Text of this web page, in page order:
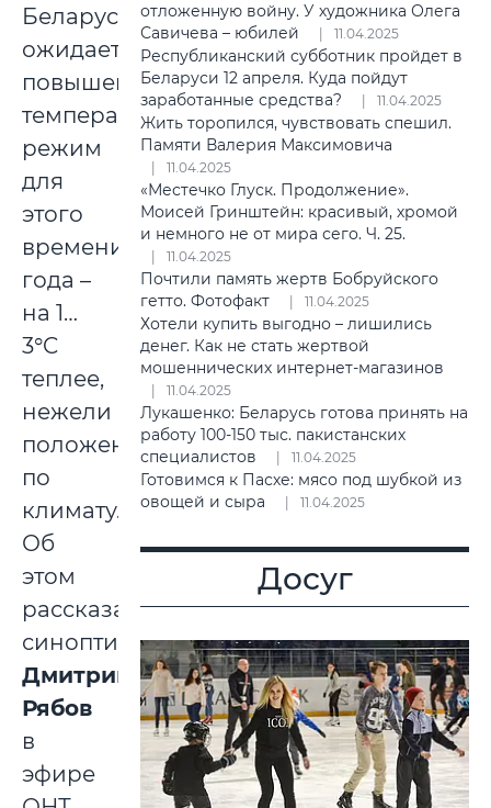
Беларуси
ожидается
повышенный
температурный
режим
для
этого
времени
года –
на 1…
3°C
теплее,
нежели
положено
по
климату.
Об
этом
рассказал
синоптик
Дмитрий
Рябов
в
эфире
отложенную войну. У художника Олега
Савичева – юбилей
11.04.2025
Республиканский субботник пройдет в
Беларуси 12 апреля. Куда пойдут
заработанные средства?
11.04.2025
Жить торопился, чувствовать спешил.
Памяти Валерия Максимовича
11.04.2025
«Местечко Глуск. Продолжение».
Моисей Гринштейн: красивый, хромой
и немного не от мира сего. Ч. 25.
11.04.2025
Почтили память жертв Бобруйского
гетто. Фотофакт
11.04.2025
Хотели купить выгодно – лишились
денег. Как не стать жертвой
мошеннических интернет-магазинов
11.04.2025
Лукашенко: Беларусь готова принять на
работу 100-150 тыс. пакистанских
специалистов
11.04.2025
Готовимся к Пасхе: мясо под шубкой из
овощей и сыра
11.04.2025
Досуг